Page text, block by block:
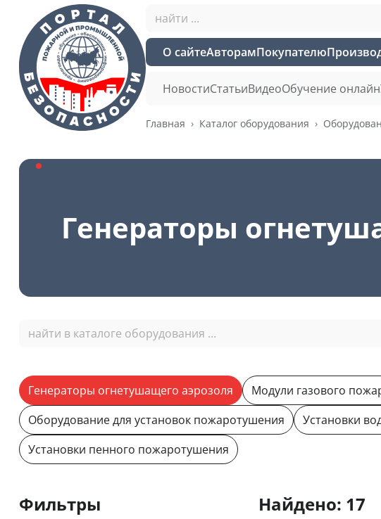
О сайтеАвторамПокупателю
НовостиСтатьиВидеоОбучение онлайн
Главная Каталог оборудования
Генераторы
Генераторы огнетушащего аэрозоля Модули газового
Оборудование для установок пожаротушения
Установки
Установки пенного пожаротушения
Фильтры Найдено: 17